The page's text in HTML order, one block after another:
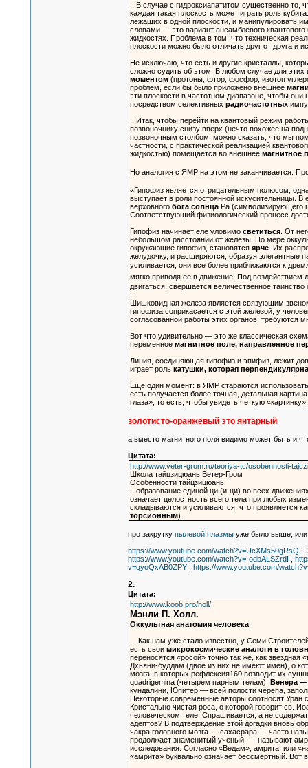
...В случае с гидроксиапатитом существенно то,
каждая такая плоскость может играть роль
лежащих в одной плоскости, и манипулировать
словами — это вариант ансамблевого
жидкостях. Проблема в том, что техническая
плоскости можно было отличать друг от друга и
Не исключаю, что есть и другие кристаллы,
сложно судить об этом. В любом случае для
моментом(протоны, фтор, фосфор, изотоп
проблем, если бы было приложено внешнее
эти плоскости в частотном диапазоне, чтобы
посредством селективных радиочастотных
...Итак, чтобы перейти на квантовый режим
позвоночнику снизу вверх (нечто похожее на
позвоночным столбом, можно сказать, что мы
частности, с практической реализацией
жидкостью) помещается во внешнее магнитное
Но аналогия с ЯМР на этом не заканчивается.
«Гипофиз является отрицательным полюсом,
выступает в роли постоянной искусительницы.
верховного бога солнцаРа (символизирующего
Соответствующий физиологический процесс
Гипофиз начинает еле уловимо светиться. От
небольшом расстоянии от железы. По мере
окружающие гипофиз, становятся ярче. Их
желудочку, и расширяются, образуя элегантные
усиливается, они все более приближаются к
мягко приводя ее в движение. Под воздействием
двигаться; свершается величественное
Шишковидная железа является связующим
гипофиза соприкасается с этой железой, у
согласованной работы этих органов, требуются
Вот что удивительно — это же классическая
переменное магнитное поле, направленное
Линия, соединяющая гипофиз и эпифиз, лежит
играет роль катушки, которая
Еще один момент: в ЯМР стараются
есть получается более точная, детальная
глаза», то есть, чтобы увидеть четкую
золотисто-оранжевый это янтарный
а вместо магнитного поля видимо может быть и
Цитата:
http://www.veter-grom.ru/teoriya-tc/osobennosti-
Школа тайцзицюань Ветер-Гром
Особенности тайцзицюань
...образование единой ци (и-ци) во всех
означает целостность всего тела при любых
складываются и усиливаются, что проявляется
торсионным).
про закрутку пылевой плазмыуже было выше, или
https://www.youtube.com/watch?v=UcXMs50gRsQ -
https://www.youtube.com/watch?v=-odbALSZrdI
v=qyoQxAB0ZPY, https://www.youtube.com/
2.
Цитата:
http://www.koob.pro/holl/
Мэнли П. Холл.
Оккультная анатомия человека
... Как нам уже стало известно, у Семи
есть свои микрокосмические аналоги в
переносятся «росой» точно так же, как
Дхьяни-буддам (двое из них не имеют имен), о
мозга, в которых рефлексия160 возводит их
quadrigemina (четырем парным телам),
Венера
кундалини, Юпитер — всей полости черепа,
Некоторые современные авторы соотносят
Кристально чистая роса, о которой говорит св.
человеческом теле. Спрашивается, а не
адептов? В подтверждение этой догадки вновь
чакра головного мозга — сахасрара — часто
продолжает знаменитый ученый, — называют
исследования. Согласно «Ведам», амрита, или
«амрита» буквально означает бессмертный. Вот